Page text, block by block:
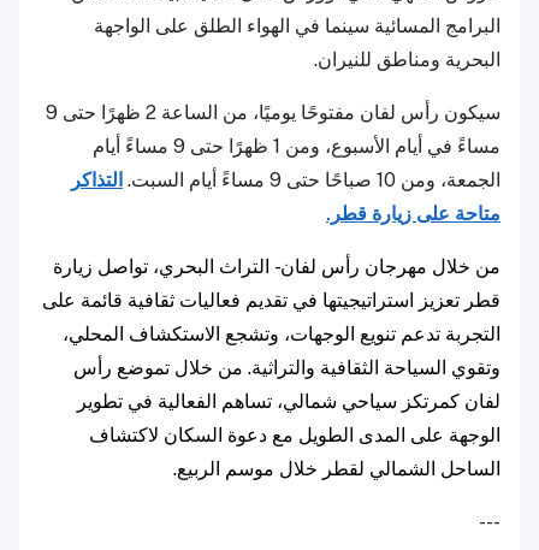
البرامج المسائية سينما في الهواء الطلق على الواجهة
البحرية ومناطق للنيران.
سيكون رأس لفان مفتوحًا يوميًا، من الساعة 2 ظهرًا حتى 9
مساءً في أيام الأسبوع، ومن 1 ظهرًا حتى 9 مساءً أيام
الجمعة، ومن 10 صباحًا حتى 9 مساءً أيام السبت.
التذاكر
متاحة على زيارة قطر.
من خلال مهرجان رأس لفان - التراث البحري، تواصل زيارة
قطر تعزيز استراتيجيتها في تقديم فعاليات ثقافية قائمة على
التجربة تدعم تنويع الوجهات، وتشجع الاستكشاف المحلي،
وتقوي السياحة الثقافية والتراثية. من خلال تموضع رأس
لفان كمرتكز سياحي شمالي، تساهم الفعالية في تطوير
الوجهة على المدى الطويل مع دعوة السكان لاكتشاف
الساحل الشمالي لقطر خلال موسم الربيع.
---